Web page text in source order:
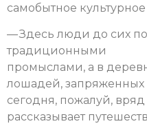
самобытное
— Здесь люди до сих
традиционными
промыслами, а в
лошадей, запряженных
сегодня, пожалуй,
рассказывает